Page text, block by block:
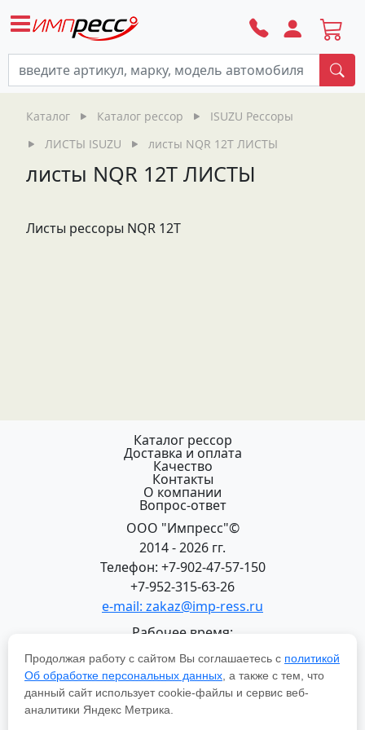
Каталог Каталог рессор
ISUZU Рессоры
ЛИСТЫ ISUZU
листы NQR 12T ЛИСТЫ
листы NQR 12T ЛИСТЫ
Листы рессоры NQR 12T
Каталог рессор
Доставка и оплата
Качество
Контакты
О компании
Вопрос-ответ
ООО "Импресс"©
2014 - 2026 гг.
Телефон: +7-902-47-57-150
+7-952-315-63-26
e-mail: zakaz@imp-ress.ru
Рабочее время:
пн-пт 08:00-18:00 (МСК+2)
618200, Пермский край
г.Чусовой, ул. Халтурина, 22
Политика в отношении обработки персональных
Продолжая работу с сайтом Вы соглашаетесь с политикой
Об обработке персональных данных , а также с тем, что
данный сайт использует cookie-файлы и сервис веб-
аналитики Яндекс Метрика.